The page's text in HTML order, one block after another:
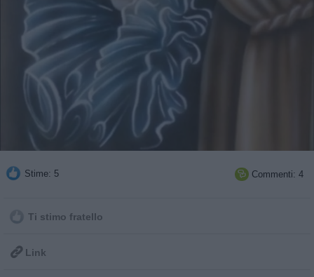
Stime: 5  Commenti: 4
Ti stimo fratello
 Link